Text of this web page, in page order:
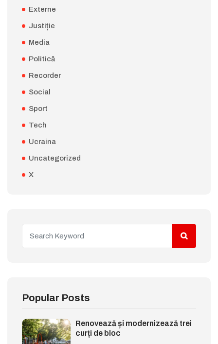
Externe
Justiție
Media
Politică
Recorder
Social
Sport
Tech
Ucraina
Uncategorized
X
Popular Posts
Renovează și modernizează trei
curți de bloc